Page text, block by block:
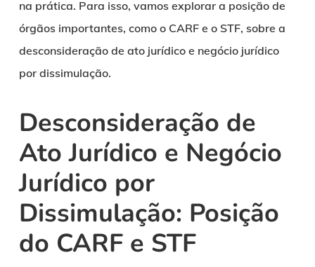
na prática. Para isso, vamos explorar a posição de
órgãos importantes, como o CARF e o STF, sobre a
desconsideração de ato jurídico e negócio jurídico
por dissimulação.
Desconsideração de
Ato Jurídico e Negócio
Jurídico por
Dissimulação: Posição
do CARF e STF